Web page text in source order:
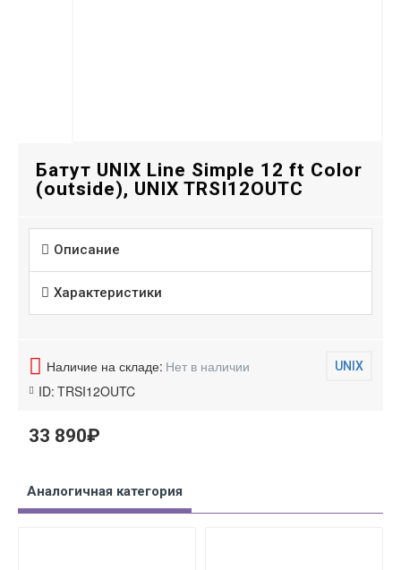
Батут UNIX Line Simple 12 ft Color
(outside), UNIX TRSI12OUTC
Описание
Характеристики
Наличие на складе: Нет в наличии
ID: TRSI12OUTC
UNIX
33 890₽
Аналогичная категория